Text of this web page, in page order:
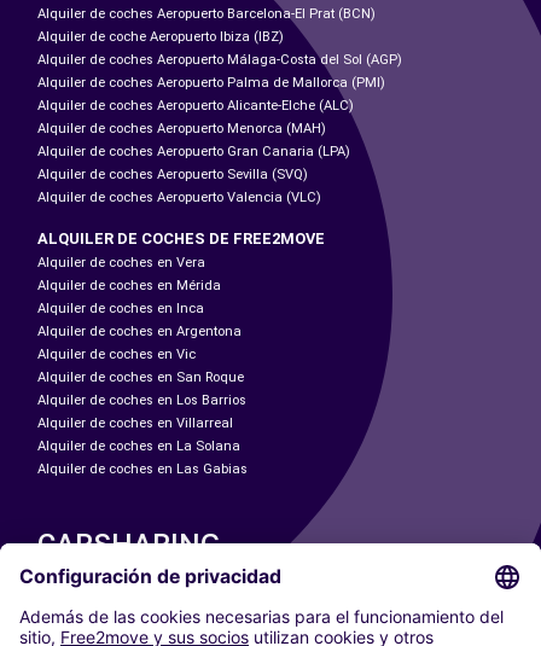
Alquiler de coches Aeropuerto Barcelona-El Prat (BCN)
Alquiler de coche Aeropuerto Ibiza (IBZ)
Alquiler de coches Aeropuerto Málaga-Costa del Sol (AGP)
Alquiler de coches Aeropuerto Palma de Mallorca (PMI)
Alquiler de coches Aeropuerto Alicante-Elche (ALC)
Alquiler de coches Aeropuerto Menorca (MAH)
Alquiler de coches Aeropuerto Gran Canaria (LPA)
Alquiler de coches Aeropuerto Sevilla (SVQ)
Alquiler de coches Aeropuerto Valencia (VLC)
ALQUILER DE COCHES DE FREE2MOVE
Alquiler de coches en Vera
Alquiler de coches en Mérida
Alquiler de coches en Inca
Alquiler de coches en Argentona
Alquiler de coches en Vic
Alquiler de coches en San Roque
Alquiler de coches en Los Barrios
Alquiler de coches en Villarreal
Alquiler de coches en La Solana
Alquiler de coches en Las Gabias
CARSHARING
NUESTRAS CIUDADES
Paris
Madrid